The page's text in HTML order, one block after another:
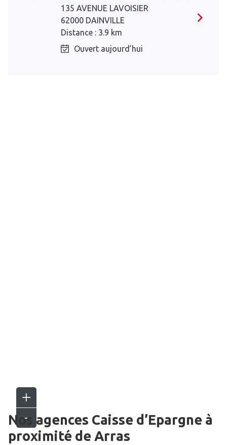
135 AVENUE LAVOISIER
62000 DAINVILLE
Distance : 3.9 km
Ouvert aujourd’hui
Nos agences Caisse d’Epargne à
proximité de Arras